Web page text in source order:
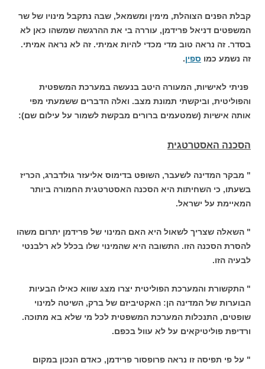
קבלת הפנים הצוהלת, מימין ומשמאל, שבה נתקבל מינויו של שר
המשפטים דניאל פרידמן, עוררה בי את ההרגשה שמשהו כאן לא
בסדר. זה נראה טוב מדי מכדי להיות אמיתי. זה לא נראה אמיתי.
זה נשמע כמו ספין.
פניתי לאישיות, המעורה היטב בנעשה במערכת המשפטית
והפוליטית, וביקשתי תמונת מצב. ואלה הדברים ששמעתי מפי
אותה אישיות (שמטעמים ברורים מבקשת לשמור על עילום שם):
הסכנה האסטרטגית
" מבקר המדינה לשעבר, השופט בדימוס אליעזר גולדברג, הכריז
בשעתו, כי השחיתות היא הסכנה האסטרטגית החמורה ביותר
המאיימת על ישראל.
" השאלה שצריך לשאול היא האם המינוי של פרידמן יתרום משהו
להסרת הסכנה הזו. התשובה היא שהמינוי שלו בכלל לא רלבנטי
לבעיה הזו.
" התקשורת והמערכת הפוליטית יצרו מצג שווא כאילו הבעיות
הבוערות של המדינה הן: האקטיביזם של ברק, השיטה למינוי
שופטים, התנכלות המערכת המשפטית לכל מי שלא בא מתוכה.
ורדיפת פוליטיקאים על לא עוול בכפם.
" על פי תפיסה זו נראה פרופסור פרידמן, כאדם הנכון במקום